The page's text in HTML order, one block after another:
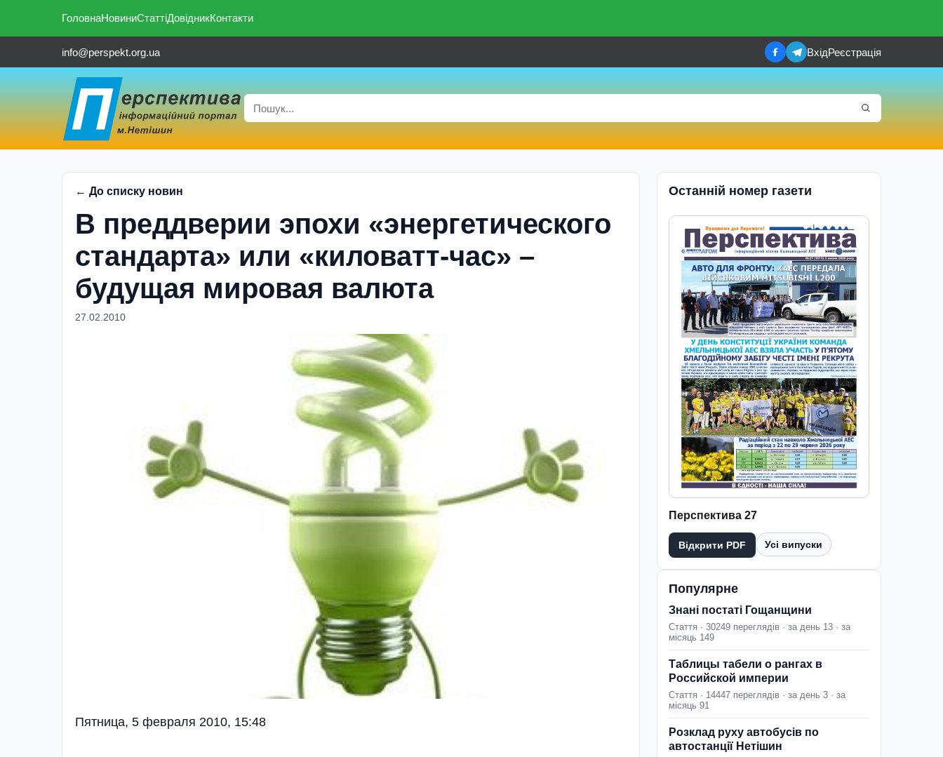
ГоловнаНовиниСтаттіДовідникКонтакти
info@perspekt.org.ua ВхідРеєстрація
← До списку новин
В преддверии эпохи «энергетического
стандарта» или «киловатт-час» –
будущая мировая валюта
27.02.2010
Пятница, 5 февраля 2010, 15:48
Останній номер газети
Перспектива 27
Відкрити PDF Усі випуски
Популярне
Знані постаті Гощанщини
Стаття · 30249 переглядів · за день 13 · за
місяць 149
Таблицы табели о рангах в
Российской империи
Стаття · 14447 переглядів · за день 3 · за
місяць 91
Розклад руху автобусів по
автостанції Нетішин